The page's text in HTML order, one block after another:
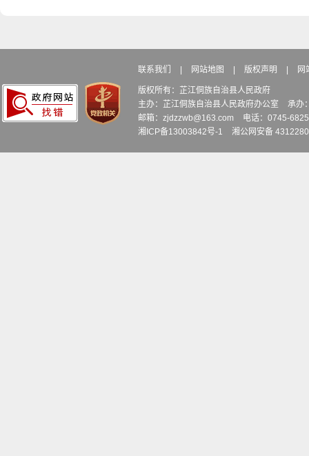
联系我们 网站地图 版权声明 网
版权所有：芷江侗族自治县人民政府
主办：芷江侗族自治县人民政府办公室
承办
邮箱：zjdzzwb@163.com
电话：0745-
湘ICP备13003842号-1
湘公网安备